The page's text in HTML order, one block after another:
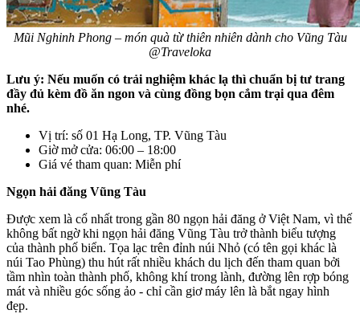
Mũi Nghinh Phong – món quà từ thiên nhiên dành cho Vũng Tàu
@Traveloka
Lưu ý: Nếu muốn có trải nghiệm khác lạ thì chuẩn bị tư trang
đầy đủ kèm đồ ăn ngon và cùng đồng bọn cắm trại qua đêm
nhé.
Vị trí: số 01 Hạ Long, TP. Vũng Tàu
Giờ mở cửa: 06:00 – 18:00
Giá vé tham quan: Miễn phí
Ngọn hải đăng Vũng Tàu
Được xem là cổ nhất trong gần 80 ngọn hải đăng ở Việt Nam, vì thế
không bất ngờ khi ngọn hải đăng Vũng Tàu trở thành biểu tượng
của thành phố biển. Tọa lạc trên đỉnh núi Nhỏ (có tên gọi khác là
núi Tao Phùng) thu hút rất nhiều khách du lịch đến tham quan bởi
tầm nhìn toàn thành phố, không khí trong lành, đường lên rợp bóng
mát và nhiều góc sống ảo - chỉ cần giơ máy lên là bắt ngay hình
đẹp.